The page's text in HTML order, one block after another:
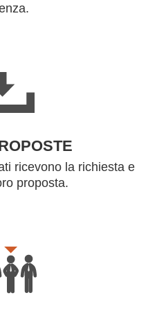
ricevono la richiesta e
proposta.